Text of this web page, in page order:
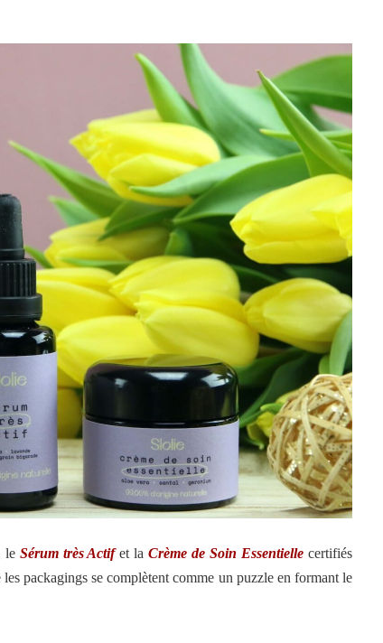
le Sérum très Actifet laCrème de Soin Essentiellecertifiés
les packagings se complètent comme un puzzle en formant le